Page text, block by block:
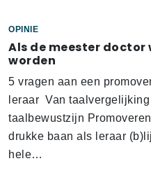
OPINIE
Als de meester doctor
worden
5 vragen aan een
leraar Van
taalbewustzijn
drukke baan als leraar
hele…